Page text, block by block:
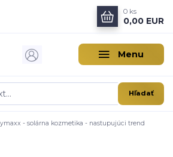
Menu
Hľadať
0 ks
0,00 EUR
- solárna kozmetika - nastupujúci trend